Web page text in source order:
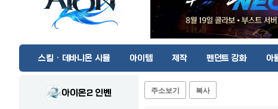
스킬 · 데바니온 시뮬 아이템 제작 펜던트 강화 아
아이온2 인벤 주소보기 복사